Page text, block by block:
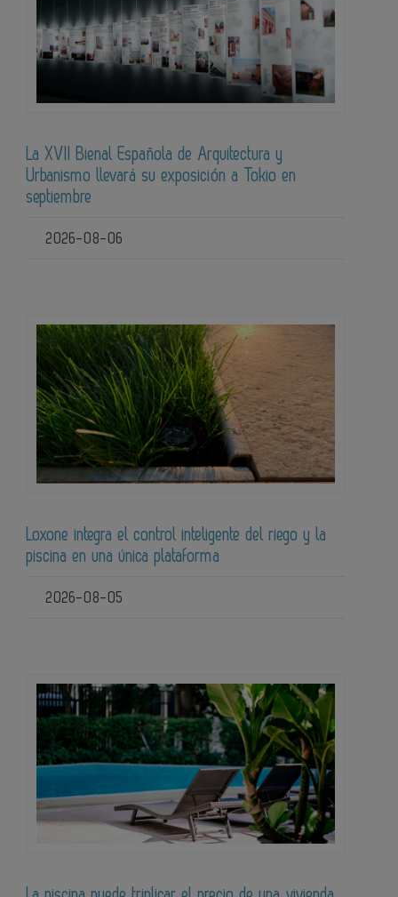
La XVII Bienal Española de Arquitectura y
Urbanismo llevará su exposición a Tokio en
septiembre
2026-08-06
Loxone integra el control inteligente del riego y la
piscina en una única plataforma
2026-08-05